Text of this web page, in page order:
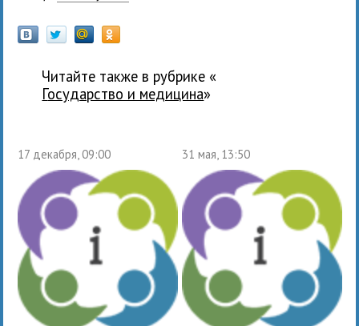
Читайте также в рубрике «
государство и медицина»
17 декабря, 09:00 31 мая, 13:50